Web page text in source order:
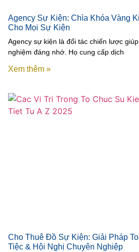
Agency Sự Kiện: Chìa Khóa Vàng
Cho Mọi Sự Kiện
Agency sự kiện là đối tác chiến lược
nghiệm đáng nhớ. Họ cung cấp dịch
Xem thêm »
Cho Thuê Đồ Sự Kiện: Giải Pháp
Tiệc & Hội Nghị Chuyên Nghiệp